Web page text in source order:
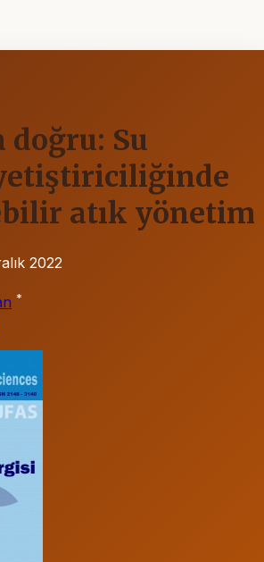
doğru: Su
atık yönetim
2022
*